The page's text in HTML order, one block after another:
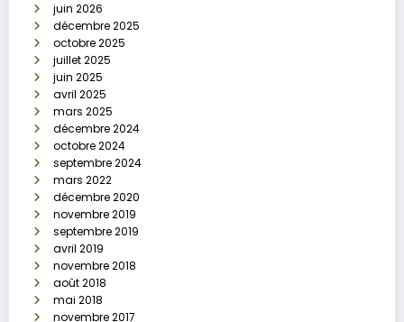
juin 2026
décembre 2025
octobre 2025
juillet 2025
juin 2025
avril 2025
mars 2025
décembre 2024
octobre 2024
septembre 2024
mars 2022
décembre 2020
novembre 2019
septembre 2019
avril 2019
novembre 2018
août 2018
mai 2018
novembre 2017